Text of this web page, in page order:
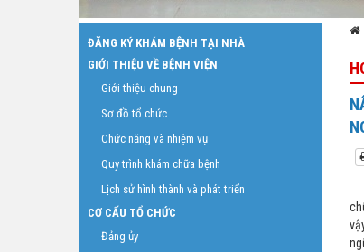
ĐĂNG KÝ KHÁM BỆNH TẠI NHÀ
GIỚI THIỆU VỀ BỆNH VIỆN
Giới thiệu chung
Sơ đồ tổ chức
Chức năng và nhiệm vụ
Quy trình khám chữa bệnh
Lịch sử hình thành và phát triển
CƠ CẤU TỔ CHỨC
Đảng ủy